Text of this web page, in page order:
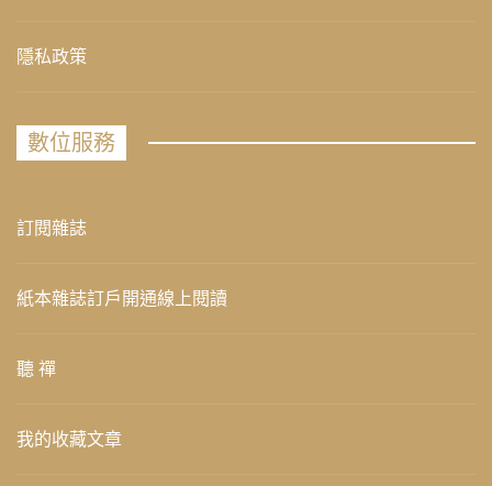
隱私政策
數位服務
訂閱雜誌
紙本雜誌訂戶開通線上閱讀
聽 禪
我的收藏文章